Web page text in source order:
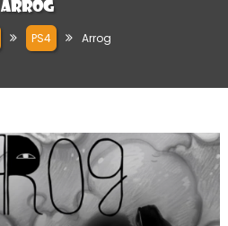
Arrog
PS4 Arrog